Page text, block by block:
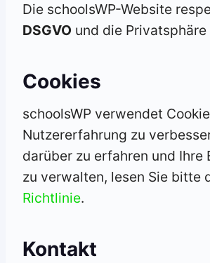
Die schoolsWP-Website
DSGVO und die Privatsphäre
Cookies
schoolsWP verwendet
Nutzererfahrung zu
darüber zu erfahren und Ihre
zu verwalten, lesen Sie bitte
Richtlinie.
Kontakt